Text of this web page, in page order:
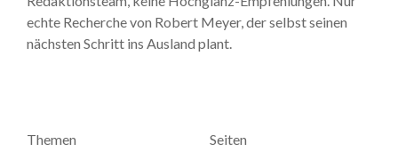
echte Recherche von Robert Meyer, der selbst seinen
nächsten Schritt ins Ausland plant.
Themen Seiten